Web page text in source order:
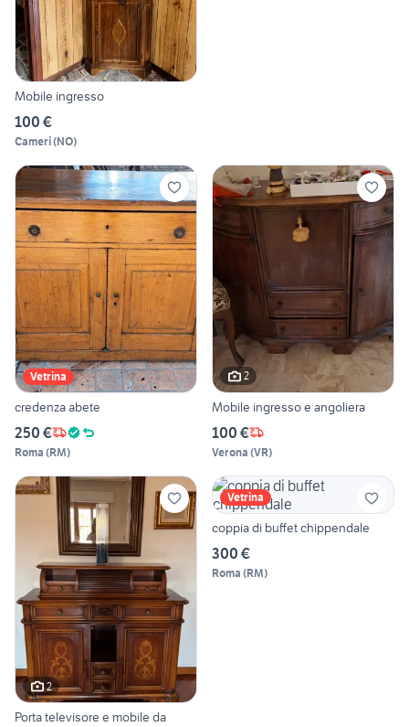
Mobile ingresso
100 €
Cameri(NO)
Vetrina
credenza abete
250 €
Roma (RM)
2
Mobile ingresso e angoliera
100 €
Verona (VR)
2
Porta televisore e mobile da
Vetrina
coppia di buffet chippendale
300 €
Roma (RM)